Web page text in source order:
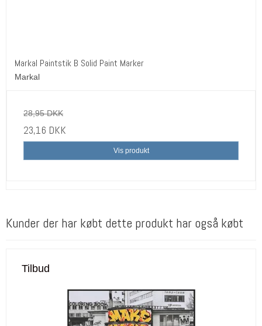
Markal Paintstik B Solid Paint Marker
Markal
28,95 DKK
23,16 DKK
Vis produkt
Kunder der har købt dette produkt har også købt
Tilbud